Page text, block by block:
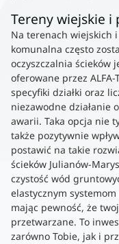
Tereny wiejskie i
Na terenach wiejskich
komunalna często
oczyszczalnia ścieków
oferowane przez
specyfiki działki oraz
niezawodne działanie
awarii. Taka opcja nie
także pozytywnie
postawić na takie
ścieków Julianów-
czystość wód
elastycznym
mając pewność, że
przetwarzane. To
zarówno Tobie, jak i